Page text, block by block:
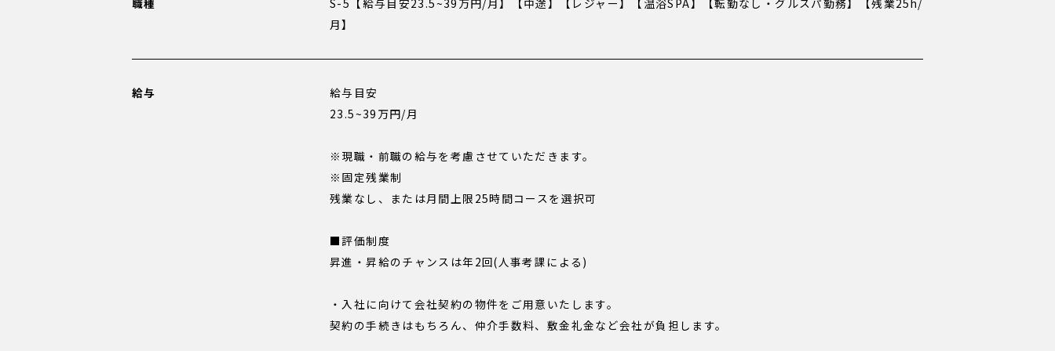
職種
S-5【給与目安23.5~39万円/月】【中途】【レジャー】【温浴SPA】【転勤なし・グルスパ勤務】【残業25h/
月】
給与
給与目安
23.5~39万円/月
※現職・前職の給与を考慮させていただきます。
※固定残業制
残業なし、または月間上限25時間コースを選択可
■評価制度
昇進・昇給のチャンスは年2回(人事考課による)
・入社に向けて会社契約の物件をご用意いたします。
契約の手続きはもちろん、仲介手数料、敷金礼金など会社が負担します。